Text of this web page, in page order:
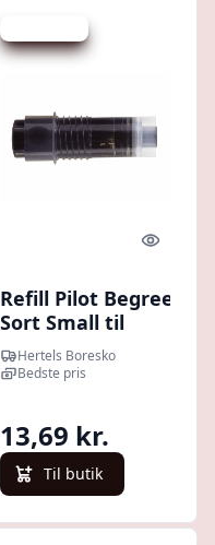
Quick
Refill Pilot Begreen
Sort Small til
Whiteboardmarker
Hertels Boresko
Bedste pris
13,69 kr.
Til butik